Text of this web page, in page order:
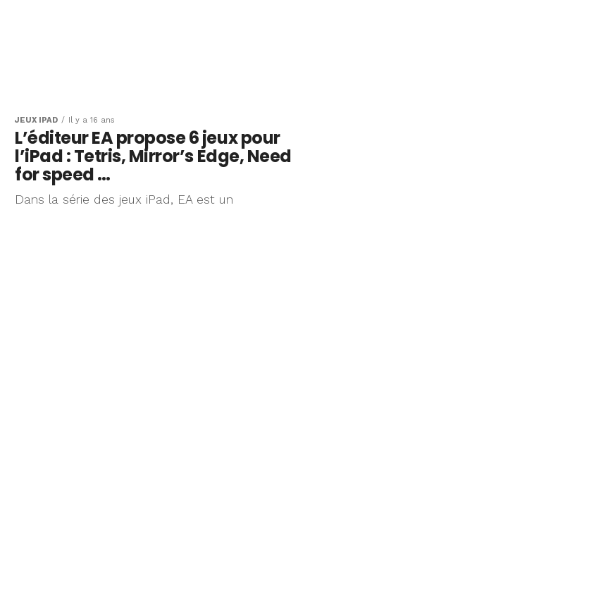
JEUX IPAD Il y a 16 ans
L’éditeur EA propose 6 jeux pour
l’iPad : Tetris, Mirror’s Edge, Need
for speed …
Dans la série des jeux iPad, EA est un